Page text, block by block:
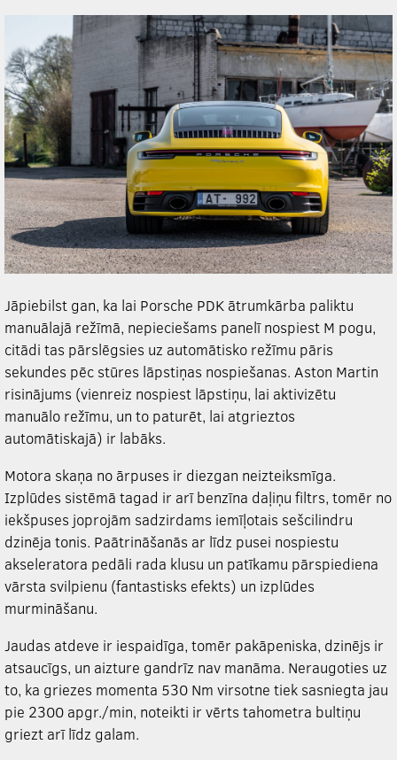
Jāpiebilst gan, ka lai Porsche PDK ātrumkārba paliktu
manuālajā režīmā, nepieciešams panelī nospiest M pogu,
citādi tas pārslēgsies uz automātisko režīmu pāris
sekundes pēc stūres lāpstiņas nospiešanas. Aston Martin
risinājums (vienreiz nospiest lāpstiņu, lai aktivizētu
manuālo režīmu, un to paturēt, lai atgrieztos
automātiskajā) ir labāks.
Motora skaņa no ārpuses ir diezgan neizteiksmīga.
Izplūdes sistēmā tagad ir arī benzīna daļiņu filtrs, tomēr no
iekšpuses joprojām sadzirdams iemīļotais sešcilindru
dzinēja tonis. Paātrināšanās ar līdz pusei nospiestu
akseleratora pedāli rada klusu un patīkamu pārspiediena
vārsta svilpienu (fantastisks efekts) un izplūdes
murmināšanu.
Jaudas atdeve ir iespaidīga, tomēr pakāpeniska, dzinējs ir
atsaucīgs, un aizture gandrīz nav manāma. Neraugoties uz
to, ka griezes momenta 530 Nm virsotne tiek sasniegta jau
pie 2300 apgr./min, noteikti ir vērts tahometra bultiņu
griezt arī līdz galam.